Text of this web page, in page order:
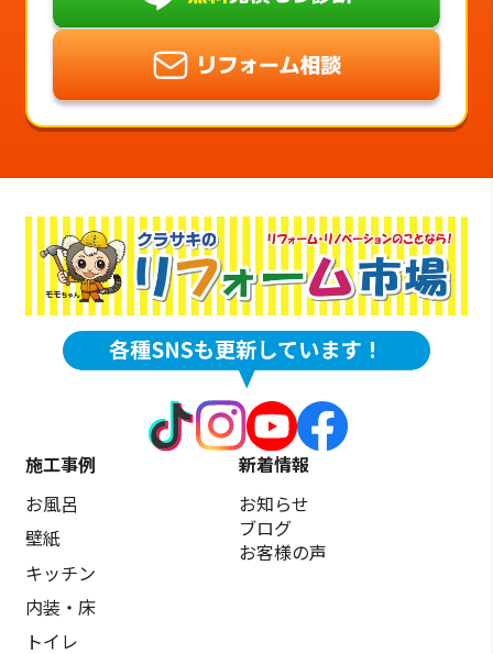
施工事例
お風呂
壁紙
キッチン
内装・床
トイレ
新着情報
お知らせ
ブログ
お客様の声